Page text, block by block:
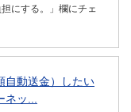
にする。」欄にチェ
自動送金）したい
ッ...